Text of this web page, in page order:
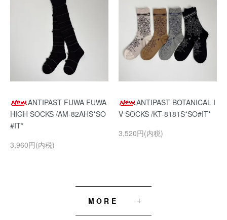
ANTIPAST FUWA FUWA
HIGH SOCKS /AM-82AHS*SO
#IT*
3,960円(内税)
ANTIPAST BOTANICAL I
V SOCKS /KT-8181S*SO#IT*
3,520円(内税)
MORE